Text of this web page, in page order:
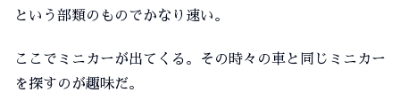
という部類のものでかなり速い。
ここでミニカーが出てくる。その時々の車と同じミニカー
を探すのが趣味だ。